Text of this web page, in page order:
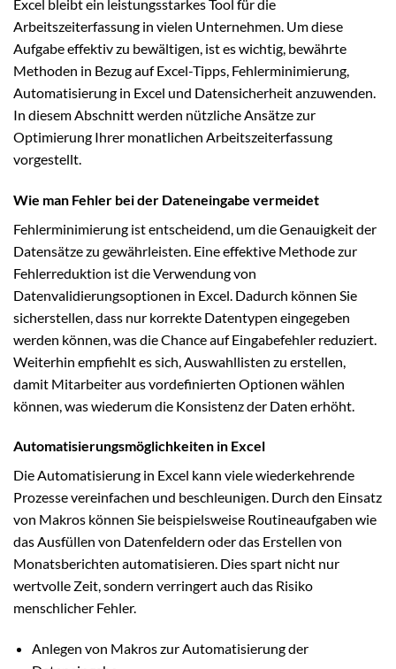
Excel bleibt ein leistungsstarkes Tool für die
Arbeitszeiterfassung in vielen Unternehmen. Um diese
Aufgabe effektiv zu bewältigen, ist es wichtig, bewährte
Methoden in Bezug auf Excel-Tipps, Fehlerminimierung,
Automatisierung in Excel und Datensicherheit anzuwenden.
In diesem Abschnitt werden nützliche Ansätze zur
Optimierung Ihrer monatlichen Arbeitszeiterfassung
vorgestellt.
Wie man Fehler bei der Dateneingabe vermeidet
Fehlerminimierung ist entscheidend, um die Genauigkeit der
Datensätze zu gewährleisten. Eine effektive Methode zur
Fehlerreduktion ist die Verwendung von
Datenvalidierungsoptionen in Excel. Dadurch können Sie
sicherstellen, dass nur korrekte Datentypen eingegeben
werden können, was die Chance auf Eingabefehler reduziert.
Weiterhin empfiehlt es sich, Auswahllisten zu erstellen,
damit Mitarbeiter aus vordefinierten Optionen wählen
können, was wiederum die Konsistenz der Daten erhöht.
Automatisierungsmöglichkeiten in Excel
Die Automatisierung in Excel kann viele wiederkehrende
Prozesse vereinfachen und beschleunigen. Durch den Einsatz
von Makros können Sie beispielsweise Routineaufgaben wie
das Ausfüllen von Datenfeldern oder das Erstellen von
Monatsberichten automatisieren. Dies spart nicht nur
wertvolle Zeit, sondern verringert auch das Risiko
menschlicher Fehler.
Anlegen von Makros zur Automatisierung der